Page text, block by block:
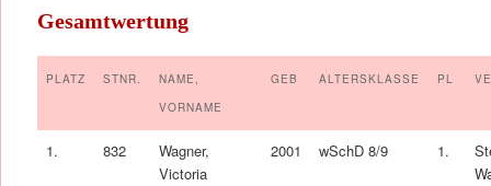
Gesamtwertung
PLATZ STNR.
NAME,
VORNAME
GEB ALTERSKLASSE PL
1. 832
Wagner,
Victoria
2001 wSchD 8/9 1.